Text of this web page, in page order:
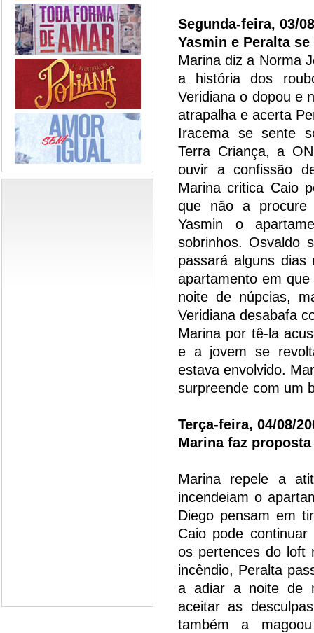
Segunda-feira, 03/
Yasmin e Peralta
Marina diz a Norma
a história dos
Veridiana o dopou e
atrapalha e acerta
Iracema se sente
Terra Criança, a
ouvir a confissão
Marina critica Caio
que não a procure
Yasmin o
sobrinhos. Osvaldo
passará alguns
apartamento em
noite de núpcias,
Veridiana desabafa
Marina por tê-la
e a jovem se
estava envolvido.
surpreende com um
Terça-feira, 04/08/
Marina faz
Marina repele a
incendeiam o
Diego pensam em
Caio pode
os pertences do loft
incêndio, Peralta
a adiar a noite de
aceitar as
também a